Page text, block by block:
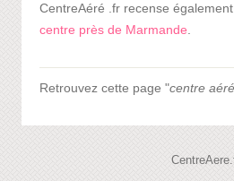
CentreAéré .fr recense
centre près de Marmande
Retrouvez cette page "centre